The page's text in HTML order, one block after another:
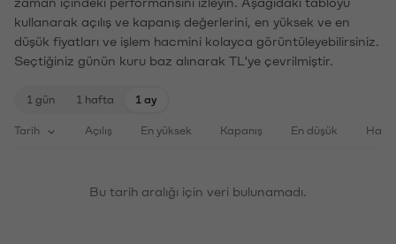
zaman içindeki performansını izleyin. Aşağıdaki tabloyu
kullanarak açılış ve kapanış değerlerini, en yüksek ve en
düşük fiyatları ve işlem hacmini kolayca görüntüleyebilirsiniz.
Seçtiğiniz günün kuru baz alınarak TL'ye çevrilmiştir.
1 gün 1 hafta 1 ay
Tarih Açılış En yüksek Kapanış En düşük
Bu tarih aralığı için veri bulunamadı.